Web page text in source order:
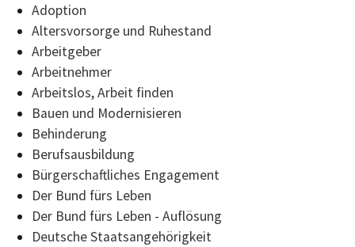
Adoption
Altersvorsorge und Ruhestand
Arbeitgeber
Arbeitnehmer
Arbeitslos, Arbeit finden
Bauen und Modernisieren
Behinderung
Berufsausbildung
Bürgerschaftliches Engagement
Der Bund fürs Leben
Der Bund fürs Leben - Auflösung
Deutsche Staatsangehörigkeit